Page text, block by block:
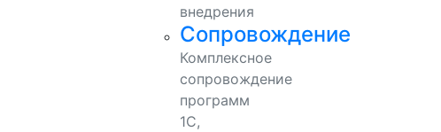
внедрения
Сопровождение
Комплексное
сопровождение
программ
1С,